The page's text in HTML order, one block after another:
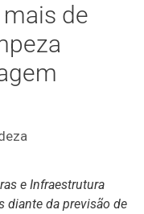
de
e Infraestrutura
diante da previsão de